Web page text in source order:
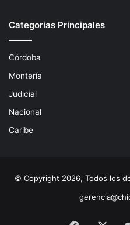
Categorias Principales
Córdoba
Montería
Judicial
Nacional
Caribe
© Copyright 2026, Todos los